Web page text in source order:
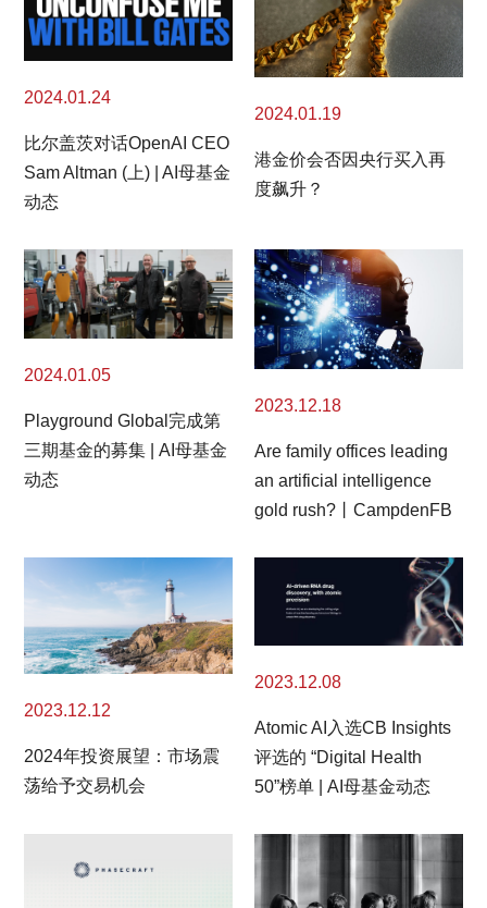
2024.01.24
比尔盖茨对话OpenAI CEO
Sam Altman (上) | AI母基金
动态
2024.01.19
港金价会否因央行买入再
度飙升？
2024.01.05
Playground Global完成第
三期基金的募集 | AI母基金
动态
2023.12.18
Are family offices leading
an artificial intelligence
gold rush?丨CampdenFB
2023.12.12
2024年投资展望：市场震
荡给予交易机会
2023.12.08
Atomic AI入选CB Insights
评选的 “Digital Health
50”榜单 | AI母基金动态